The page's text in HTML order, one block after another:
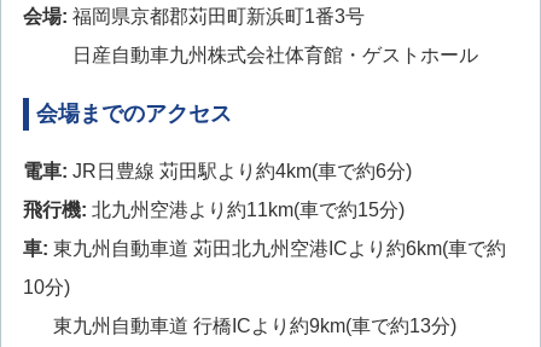
会場: 福岡県京都郡苅田町新浜町1番3号
日産自動車九州株式会社体育館・ゲストホール
会場までのアクセス
電車: JR日豊線 苅田駅より約4km(車で約6分)
飛行機: 北九州空港より約11km(車で約15分)
車: 東九州自動車道 苅田北九州空港ICより約6km(車で約
10分)
東九州自動車道 行橋ICより約9km(車で約13分)